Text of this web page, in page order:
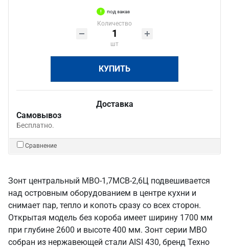
под заказ
Количество
шт
КУПИТЬ
Доставка
Самовывоз
Бесплатно.
Сравнение
Зонт центральный МВО-1,7МСВ-2,6Ц подвешивается
над островным оборудованием в центре кухни и
снимает пар, тепло и копоть сразу со всех сторон.
Открытая модель без короба имеет ширину 1700 мм
при глубине 2600 и высоте 400 мм. Зонт серии МВО
собран из нержавеющей стали AISI 430, бренд Техно